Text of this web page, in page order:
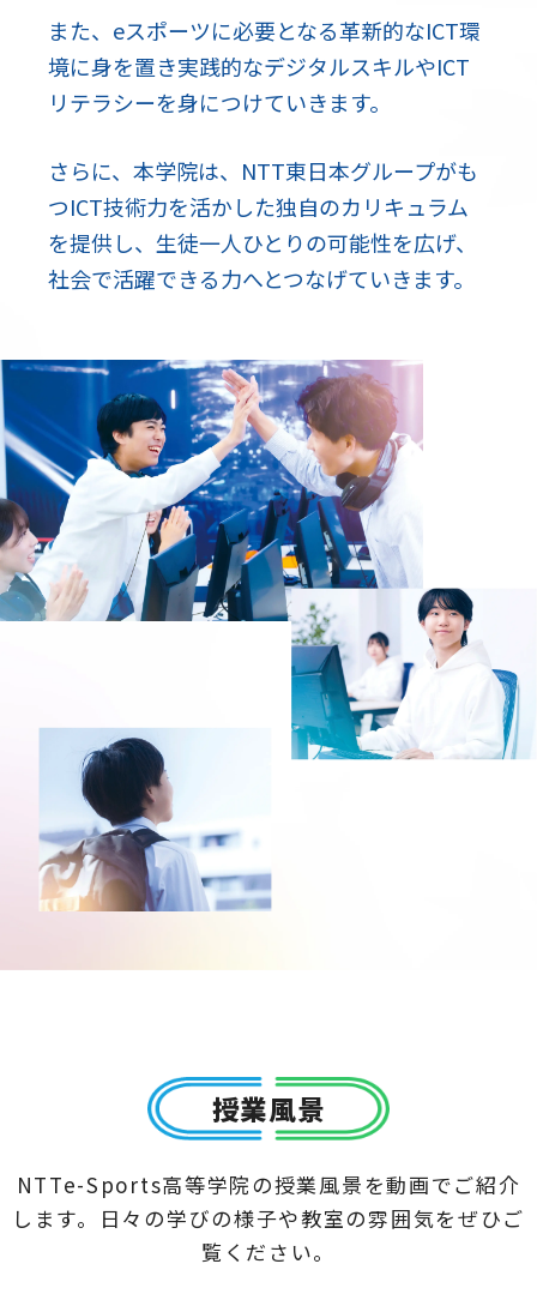
また、eスポーツに必要となる革新的なICT環
境に身を置き実践的なデジタルスキルやICT
リテラシーを身につけていきます。
さらに、本学院は、NTT東日本グループがも
つICT技術力を活かした独自のカリキュラム
を提供し、生徒一人ひとりの可能性を広げ、
社会で活躍できる力へとつなげていきます。
授業風景
NTTe-Sports高等学院の授業風景を動画でご紹介
します。日々の学びの様子や教室の雰囲気をぜひご
覧ください。